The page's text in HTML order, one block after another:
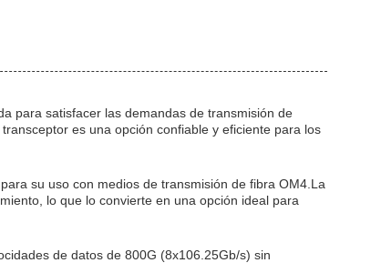
para satisfacer las demandas de transmisión de
es una opción confiable y eficiente para los
su uso con medios de transmisión de fibra OM4.La
lo que lo convierte en una opción ideal para
de datos de 800G (8x106.25Gb/s) sin